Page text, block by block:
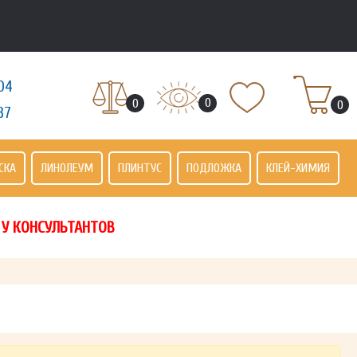
0 0 0
ЛИНОЛЕУМ ПЛИНТУС ПОДЛОЖКА КЛЕЙ-ХИМИЯ
КОНСУЛЬТАНТОВ